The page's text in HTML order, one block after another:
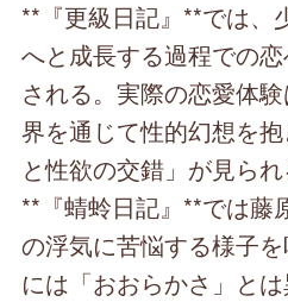
**『更級日記』**では、
へと成長する過程での
される。実際の恋愛体
界を通じて性的幻想を
と性欲の交錯」が見られ
**『蜻蛉日記』**では藤
の浮気に苦悩する様子
には「おおらかさ」と